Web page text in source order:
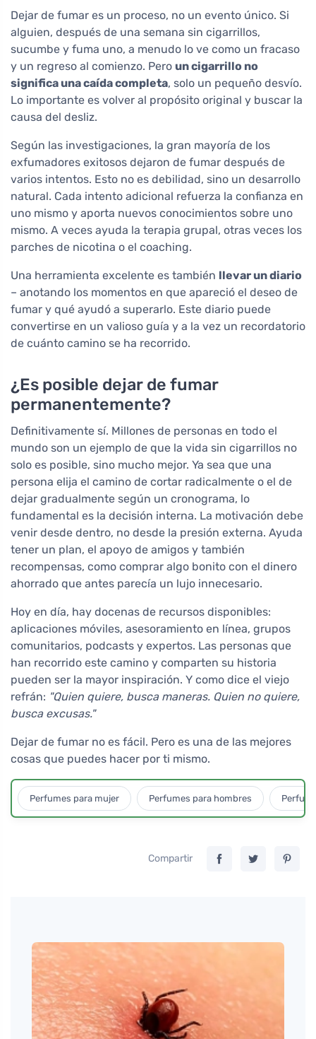
Dejar de fumar es un proceso, no un evento único. Si
alguien, después de una semana sin cigarrillos,
sucumbe y fuma uno, a menudo lo ve como un fracaso
y un regreso al comienzo. Pero un cigarrillo no
significa una caída completa, solo un pequeño desvío.
Lo importante es volver al propósito original y buscar la
causa del desliz.
Según las investigaciones, la gran mayoría de los
exfumadores exitosos dejaron de fumar después de
varios intentos. Esto no es debilidad, sino un desarrollo
natural. Cada intento adicional refuerza la confianza en
uno mismo y aporta nuevos conocimientos sobre uno
mismo. A veces ayuda la terapia grupal, otras veces los
parches de nicotina o el coaching.
Una herramienta excelente es también llevar un diario
– anotando los momentos en que apareció el deseo de
fumar y qué ayudó a superarlo. Este diario puede
convertirse en un valioso guía y a la vez un recordatorio
de cuánto camino se ha recorrido.
¿Es posible dejar de fumar
permanentemente?
Definitivamente sí. Millones de personas en todo el
mundo son un ejemplo de que la vida sin cigarrillos no
solo es posible, sino mucho mejor. Ya sea que una
persona elija el camino de cortar radicalmente o el de
dejar gradualmente según un cronograma, lo
fundamental es la decisión interna. La motivación debe
venir desde dentro, no desde la presión externa. Ayuda
tener un plan, el apoyo de amigos y también
recompensas, como comprar algo bonito con el dinero
ahorrado que antes parecía un lujo innecesario.
Hoy en día, hay docenas de recursos disponibles:
aplicaciones móviles, asesoramiento en línea, grupos
comunitarios, podcasts y expertos. Las personas que
han recorrido este camino y comparten su historia
pueden ser la mayor inspiración. Y como dice el viejo
refrán: "Quien quiere, busca maneras. Quien no quiere,
busca excusas."
Dejar de fumar no es fácil. Pero es una de las mejores
cosas que puedes hacer por ti mismo.
Perfumes para mujer Perfumes para hombres
Compartir